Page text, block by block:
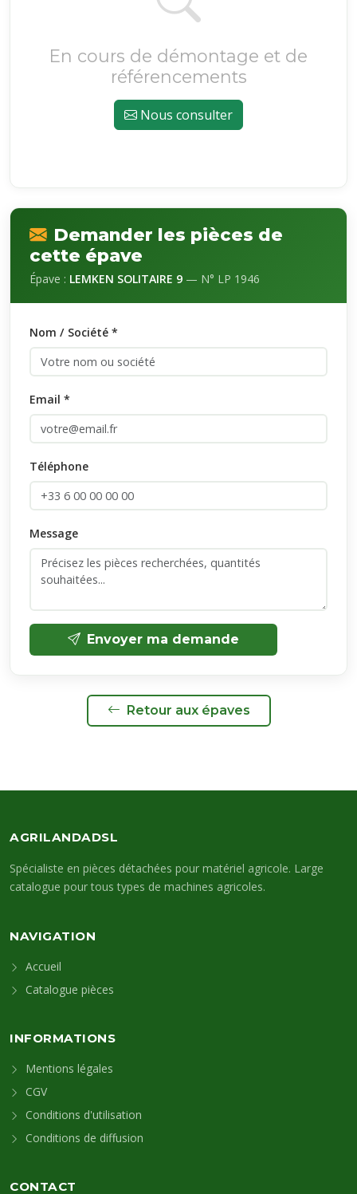
En cours de démontage et de
référencements
Nous consulter
Demander les pièces de
cette épave
Épave : LEMKEN SOLITAIRE 9 — N° LP 1946
Nom / Société *
Email *
Téléphone
Message
Envoyer ma demande
Retour aux épaves
AGRILANDADSL
Spécialiste en pièces détachées pour matériel agricole. Large
catalogue pour tous types de machines agricoles.
NAVIGATION
Accueil
Catalogue pièces
INFORMATIONS
Mentions légales
CGV
Conditions d'utilisation
Conditions de diffusion
CONTACT